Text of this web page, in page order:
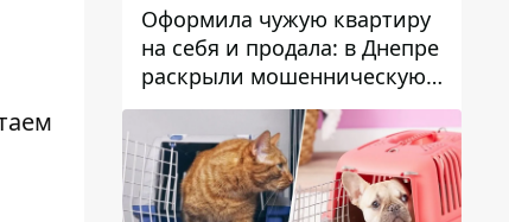
Оформила чужую квартиру
на себя и продала: в Днепре
раскрыли мошенническую
схему с недвижимостью